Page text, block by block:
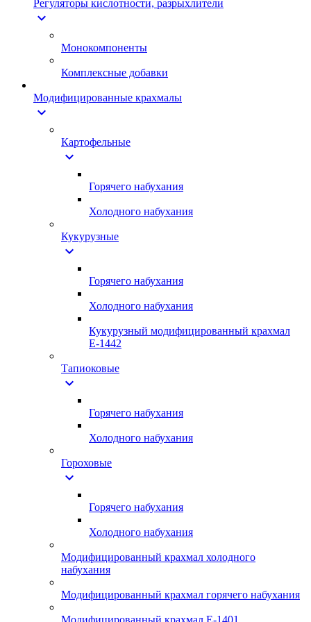
Регуляторы кислотности, разрыхлители
expand_more
Монокомпоненты
Комплексные добавки
Модифицированные крахмалы
expand_more
Картофельные
expand_more
Горячего набухания
Холодного набухания
Кукурузные
expand_more
Горячего набухания
Холодного набухания
Кукурузный модифицированный крахмал
Е-1442
Тапиоковые
expand_more
Горячего набухания
Холодного набухания
Гороховые
expand_more
Горячего набухания
Холодного набухания
Модифицированный крахмал холодного
набухания
Модифицированный крахмал горячего набухания